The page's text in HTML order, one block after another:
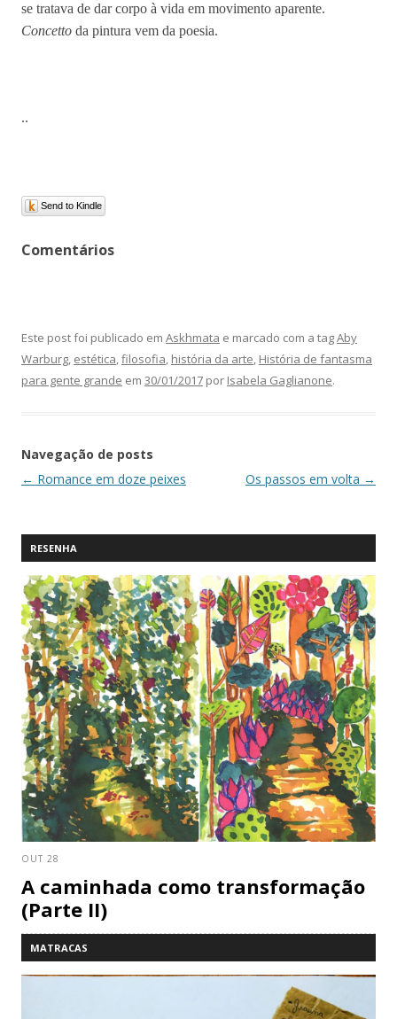
se tratava de dar corpo à vida em movimento aparente.
Concetto da pintura vem da poesia.
..
Send to Kindle
Comentários
Este post foi publicado em Askhmata e marcado com a tagAby
Warburg estética filosofia história da arte História de fantasma
para gente grande em 30/01/2017 por Isabela Gaglianone.
Navegação de posts
← Romance em doze peixes Os passos em volta →
RESENHA
OUT 28
A caminhada como transformação
(Parte II)
MATRACAS